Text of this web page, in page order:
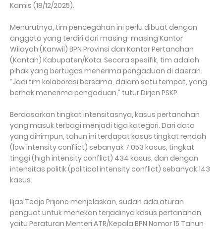
Kamis (18/12/2025).
Menurutnya, tim pencegahan ini perlu dibuat dengan
anggota yang terdiri dari masing-masing Kantor
Wilayah (Kanwil) BPN Provinsi dan Kantor Pertanahan
(Kantah) Kabupaten/Kota. Secara spesifik, tim adalah
pihak yang bertugas menerima pengaduan di daerah.
“Jadi tim kolaborasi bersama, dalam satu tempat, yang
berhak menerima pengaduan,” tutur Dirjen PSKP.
Berdasarkan tingkat intensitasnya, kasus pertanahan
yang masuk terbagi menjadi tiga kategori. Dari data
yang dihimpun, tahun ini terdapat kasus tingkat rendah
(low intensity conflict) sebanyak 7.053 kasus, tingkat
tinggi (high intensity conflict) 434 kasus, dan dengan
intensitas politik (political intensity conflict) sebanyak 143
kasus.
Iljas Tedjo Prijono menjelaskan, sudah ada aturan
penguat untuk menekan terjadinya kasus pertanahan,
yaitu Peraturan Menteri ATR/Kepala BPN Nomor 15 Tahun